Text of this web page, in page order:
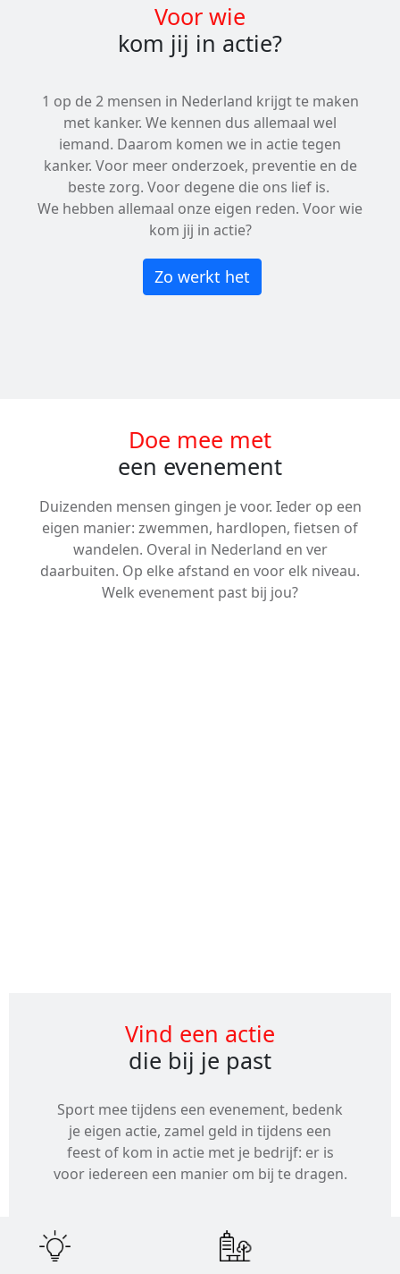
Voor wie
kom jij in actie?
1 op de 2 mensen in Nederland krijgt te maken
met kanker. We kennen dus allemaal wel
iemand. Daarom komen we in actie tegen
kanker. Voor meer onderzoek, preventie en de
beste zorg. Voor degene die ons lief is.
We hebben allemaal onze eigen reden. Voor wie
kom jij in actie?
Zo werkt het
Doe mee met
een evenement
Duizenden mensen gingen je voor. Ieder op een
eigen manier: zwemmen, hardlopen, fietsen of
wandelen. Overal in Nederland en ver
daarbuiten. Op elke afstand en voor elk niveau.
Welk evenement past bij jou?
Vind een actie
die bij je past
Sport mee tijdens een evenement, bedenk
je eigen actie, zamel geld in tijdens een
feest of kom in actie met je bedrijf: er is
voor iedereen een manier om bij te dragen.